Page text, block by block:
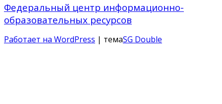
Федеральный центр информационно-
образовательных ресурсов
Работает на WordPress | темаSG Double